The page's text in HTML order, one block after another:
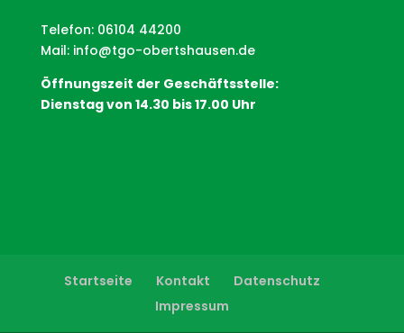
Telefon: 06104 44200
Mail: info@tgo-obertshausen.de
Öffnungszeit der Geschäftsstelle:
Dienstag von 14.30 bis 17.00 Uhr
Startseite Kontakt
Datenschutz
Impressum